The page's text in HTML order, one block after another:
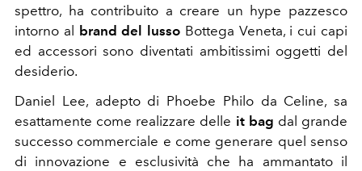
spettro, ha contribuito a creare un hype pazzesco
intorno al
brand del lusso Bottega Veneta, i cui capi
ed accessori sono diventati ambitissimi oggetti del
desiderio.
Daniel Lee, adepto di Phoebe Philo da Celine, sa
esattamente come realizzare delle it bag dal grande
successo commerciale e come generare quel senso
di innovazione e esclusività che ha ammantato il